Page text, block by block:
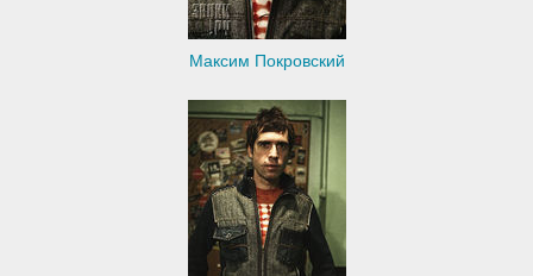
Максим Покровский